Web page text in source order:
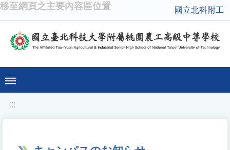
移至網頁之主要內容區位置 國立北科附工
:::